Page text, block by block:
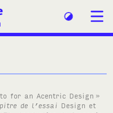
for an Acentric Design »
de l’essai Design et